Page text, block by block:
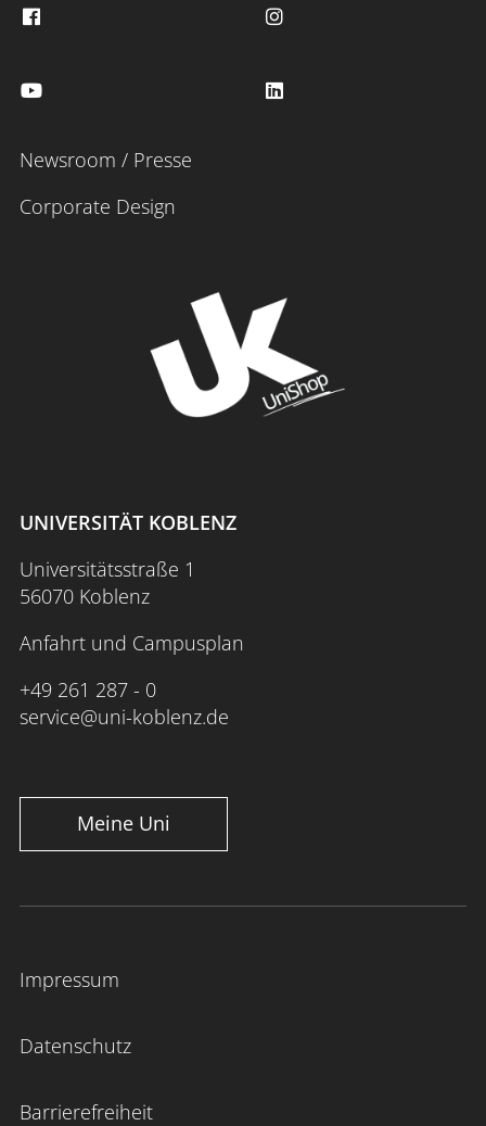
Newsroom / Presse
Corporate Design
UNIVERSITÄT KOBLENZ
Universitätsstraße 1
56070 Koblenz
Anfahrt und Campusplan
+49 261 287 - 0
service@uni-koblenz.de
Meine Uni
Impressum
Datenschutz
Barrierefreiheit